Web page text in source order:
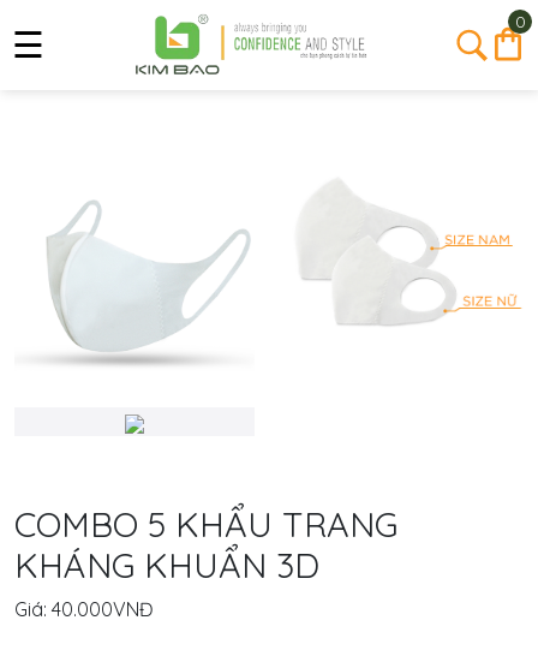
Thiệu
Smeraldo
☰ 0
COMBO 5 KHẨU TRANG
KHÁNG KHUẨN 3D
Giá: 40.000VNĐ